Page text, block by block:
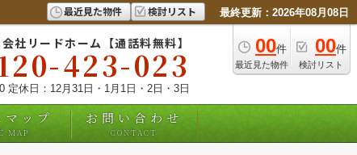
最近見た物件 検討リスト 最終更新：2026年08月08日
00件
最近見た物件
00件
検討リスト
社リードホーム【通話料無料】
423-023
定休日：12月31日・1月1日・2日・3日
マップ
MAP
お問い合わせ
CONTACT